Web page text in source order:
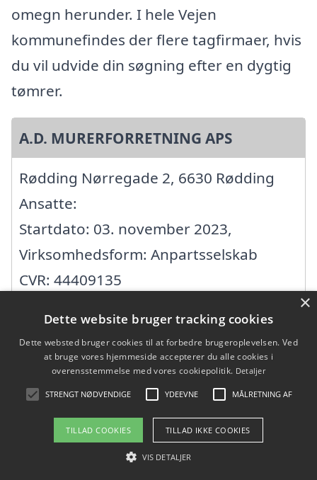
omegn herunder. I hele Vejen
kommunefindes der flere tagfirmaer, hvis
du vil udvide din søgning efter en dygtig
tømrer.
A.D. MURERFORRETNING APS
Rødding Nørregade 2, 6630 Rødding
Ansatte:
Startdato: 03. november 2023,
Virksomhedsform: Anpartsselskab
CVR: 44409135
Nørregade 45, 6600 Vejen
Ansatte:
Startdato: 02. januar 2023,
Virksomhedsform: Anpartsselskab
×
Dette website bruger tracking cookies
Dette websted bruger cookies til at forbedre brugeroplevelsen. Ved
at bruge vores hjemmeside accepterer du alle cookies i
overensstemmelse med vores cookiepolitik. Detaljer
STRENGT NØDVENDIGE YDEEVNE MÅLRETNING AF
TILLAD COOKIES TILLAD IKKE COOKIES
VIS DETALJER